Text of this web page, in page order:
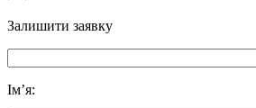
Залишити заявку
Ім’я: